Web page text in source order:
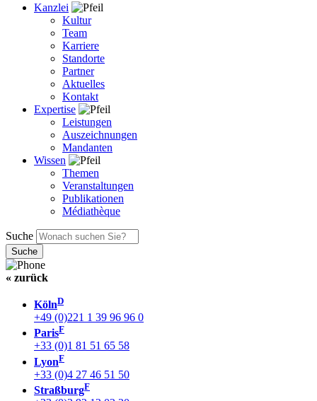
Kanzlei
Kultur
Team
Karriere
Standorte
Partner
Aktuelles
Kontakt
Expertise
Leistungen
Auszeichnungen
Mandanten
Wissen
Themen
Veranstaltungen
Publikationen
Médiathèque
Suche
« zurück
KölnD
+49 (0)221 1 39 96 96 0
ParisF
+33 (0)1 81 51 65 58
LyonF
+33 (0)4 27 46 51 50
StraßburgF